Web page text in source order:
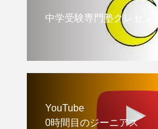
中学受験専門塾クレセント
YouTube
0時間目のジーニアス